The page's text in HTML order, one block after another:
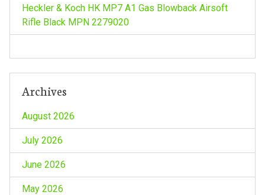
Heckler & Koch HK MP7 A1 Gas Blowback Airsoft
Rifle Black MPN 2279020
Archives
August 2026
July 2026
June 2026
May 2026